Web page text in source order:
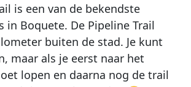
is een van de bekendste
in Boquete. De Pipeline Trail
buiten de stad. Je kunt
maar als je eerst naar het
lopen en daarna nog de trail